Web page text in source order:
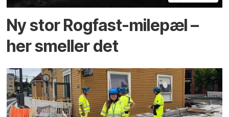
Ny stor Rogfast-milepæl –
her smeller det